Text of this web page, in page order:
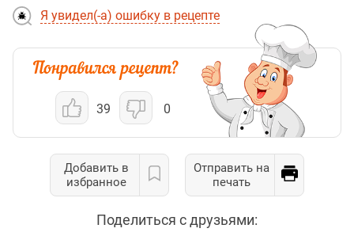
Я увидел(-а) ошибку в рецепте
39 0
Добавить в
избранное
Отправить на
печать
Поделиться с друзьями: